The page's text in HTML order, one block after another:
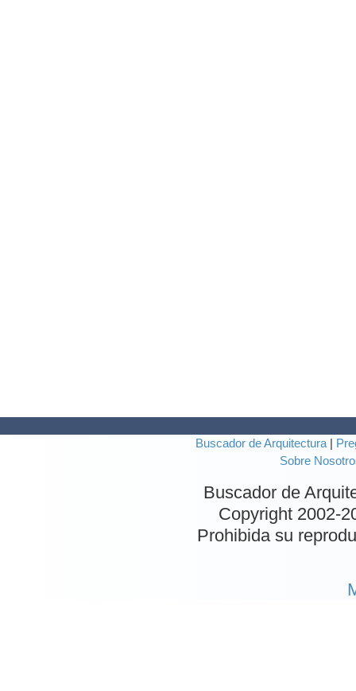
Buscador de Arquitectura
Sobre
Buscador de
Copyright 2002-
Prohibida su